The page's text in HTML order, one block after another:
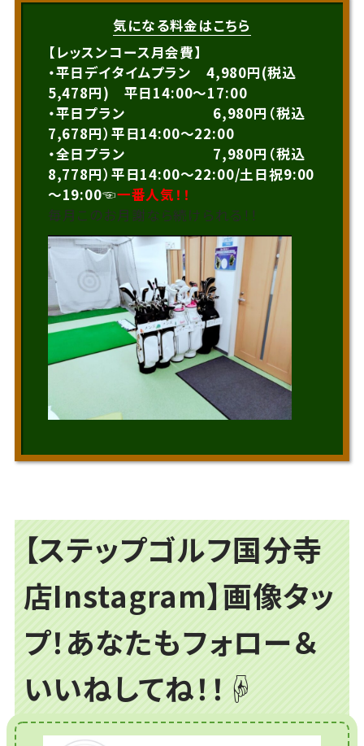
気になる料金はこちら
【レッスンコース月会費】
・平日デイタイムプラン 4,980円(税込
5,478円) 平日14:00～17:00
・平日プラン 6,980円（税込
7,678円）平日14:00～22:00
・全日プラン 7,980円（税込
8,778円）平日14:00～22:00/土日祝9:00
～19:00☜一番人気！！
毎月このお月謝なら続けられる！！
【ステップゴルフ国分寺
店Instagram】画像タッ
プ！あなたもフォロー＆
いいねしてね！！☟